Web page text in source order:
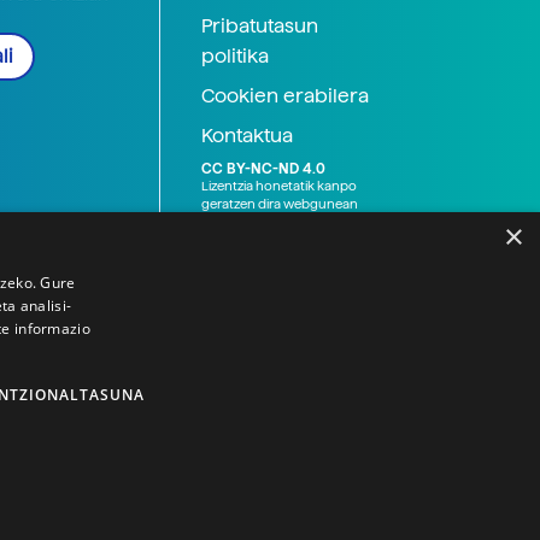
Pribatutasun
politika
Cookien erabilera
Kontaktua
CC BY-NC-ND 4.0
Lizentzia honetatik kanpo
geratzen dira webgunean
×
Gure
analisi-
informazio